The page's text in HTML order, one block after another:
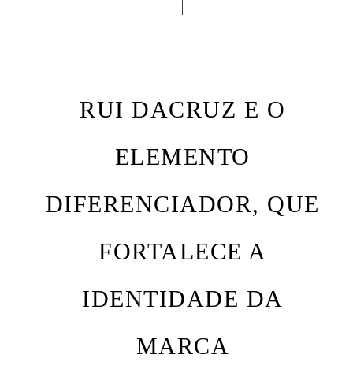
RUI DACRUZ E O
ELEMENTO
DIFERENCIADOR, QUE
FORTALECE A
IDENTIDADE DA
MARCA